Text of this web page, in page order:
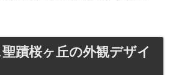
蹟桜ヶ丘の外観デザイ